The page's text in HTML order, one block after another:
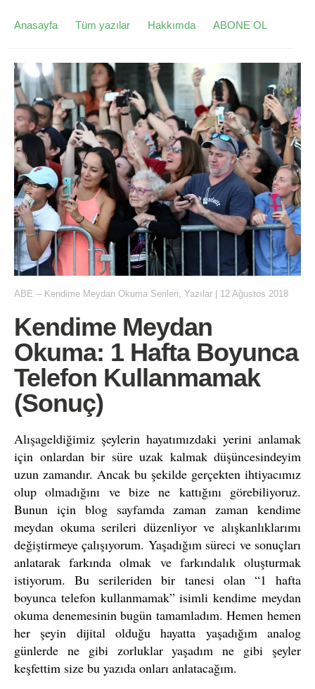
Anasayfa Tüm yazılar Hakkımda ABONE OL
ABE -- Kendime Meydan Okuma Serileri, Yazılar 12 Ağustos 2018
Kendime Meydan
Okuma: 1 Hafta Boyunca
Telefon Kullanmamak
(Sonuç)
Alışageldiğimiz şeylerin hayatımızdaki yerini anlamak
için onlardan bir süre uzak kalmak düşüncesindeyim
uzun zamandır. Ancak bu şekilde gerçekten ihtiyacımız
olup olmadığını ve bize ne kattığını görebiliyoruz.
Bunun için blog sayfamda zaman zaman kendime
meydan okuma serileri düzenliyor ve alışkanlıklarımı
değiştirmeye çalışıyorum. Yaşadığım süreci ve sonuçları
anlatarak farkında olmak ve farkındalık oluşturmak
istiyorum. Bu serileriden bir tanesi olan “1 hafta
boyunca telefon kullanmamak” isimli kendime meydan
okuma denemesinin bugün tamamladım. Hemen hemen
her şeyin dijital olduğu hayatta yaşadığım analog
günlerde ne gibi zorluklar yaşadım ne gibi şeyler
keşfettim size bu yazıda onları anlatacağım.